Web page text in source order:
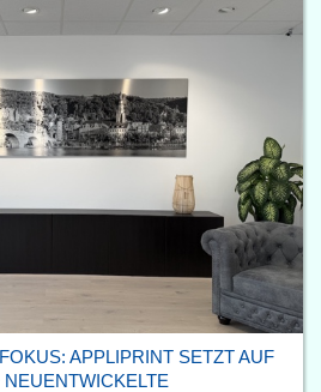
APPLIPRINT SETZT AUF